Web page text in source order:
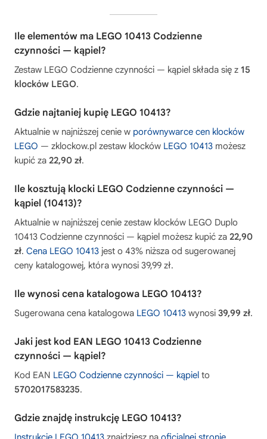
Ile elementów ma LEGO 10413 Codzienne
czynności — kąpiel?
Zestaw LEGO Codzienne czynności — kąpiel składa się z 15
klocków LEGO.
Gdzie najtaniej kupię LEGO 10413?
Aktualnie w najniższej cenie w porównywarce cen klocków
LEGO — zklockow.pl zestaw klocków LEGO 10413 możesz
kupić za 22,90 zł.
Ile kosztują klocki LEGO Codzienne czynności —
kąpiel (10413)?
Aktualnie w najniższej cenie zestaw klocków LEGO Duplo
10413 Codzienne czynności — kąpiel możesz kupić za 22,90
zł. Cena LEGO 10413 jest o 43% niższa od sugerowanej
ceny katalogowej, która wynosi 39,99 zł.
Ile wynosi cena katalogowa LEGO 10413?
Sugerowana cena katalogowa LEGO 10413 wynosi 39,99 zł.
Jaki jest kod EAN LEGO 10413 Codzienne
czynności — kąpiel?
Kod EAN LEGO Codzienne czynności — kąpiel to
5702017583235.
Gdzie znajdę instrukcję LEGO 10413?